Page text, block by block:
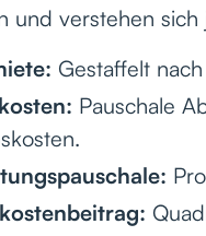
und verstehen
Gestaffelt
Pauschale